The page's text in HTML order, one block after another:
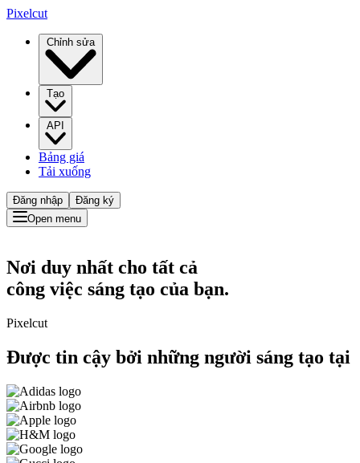
Pixelcut
Chỉnh sửa
Tạo
API
Bảng giá
Tải xuống
Đăng nhập
Đăng ký
Open menu
Nơi duy nhất cho tất cả
công việc sáng tạo của bạn.
Pixelcut
Được tin cậy bởi những người sáng tạo tại